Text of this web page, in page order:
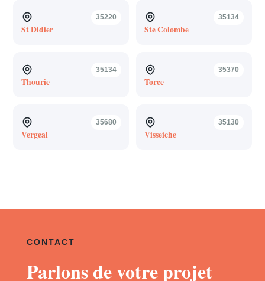
35220
St Didier
35134
Ste Colombe
35134
Thourie
35370
Torce
35680
Vergeal
35130
Visseiche
CONTACT
Parlons de votre projet